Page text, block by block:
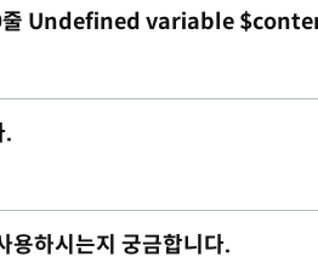
Undefined variable
.
용하시는지 궁금합니다.